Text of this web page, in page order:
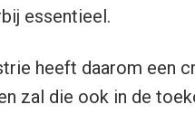
essentieel.
heeft daarom een
zal die ook in de